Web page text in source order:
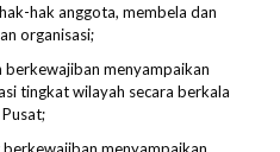
hak anggota, membela dan
organisasi;
berkewajiban menyampaikan
tingkat wilayah secara berkala